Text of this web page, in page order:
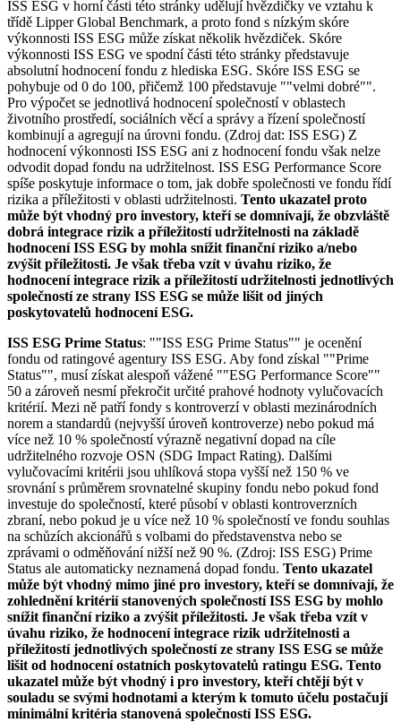
ISS ESG v horní části této stránky udělují hvězdičky ve vztahu k
třídě Lipper Global Benchmark, a proto fond s nízkým skóre
výkonnosti ISS ESG může získat několik hvězdiček. Skóre
výkonnosti ISS ESG ve spodní části této stránky představuje
absolutní hodnocení fondu z hlediska ESG. Skóre ISS ESG se
pohybuje od 0 do 100, přičemž 100 představuje ""velmi dobré"".
Pro výpočet se jednotlivá hodnocení společností v oblastech
životního prostředí, sociálních věcí a správy a řízení společností
kombinují a agregují na úrovni fondu. (Zdroj dat: ISS ESG) Z
hodnocení výkonnosti ISS ESG ani z hodnocení fondu však nelze
odvodit dopad fondu na udržitelnost. ISS ESG Performance Score
spíše poskytuje informace o tom, jak dobře společnosti ve fondu řídí
rizika a příležitosti v oblasti udržitelnosti. Tento ukazatel proto
může být vhodný pro investory, kteří se domnívají, že obzvláště
dobrá integrace rizik a příležitostí udržitelnosti na základě
hodnocení ISS ESG by mohla snížit finanční riziko a/nebo
zvýšit příležitosti. Je však třeba vzít v úvahu riziko, že
hodnocení integrace rizik a příležitostí udržitelnosti jednotlivých
společností ze strany ISS ESG se může lišit od jiných
poskytovatelů hodnocení ESG.
ISS ESG Prime Status: ""ISS ESG Prime Status"" je ocenění
fondu od ratingové agentury ISS ESG. Aby fond získal ""Prime
Status"", musí získat alespoň vážené ""ESG Performance Score""
50 a zároveň nesmí překročit určité prahové hodnoty vylučovacích
kritérií. Mezi ně patří fondy s kontroverzí v oblasti mezinárodních
norem a standardů (nejvyšší úroveň kontroverze) nebo pokud má
více než 10 % společností výrazně negativní dopad na cíle
udržitelného rozvoje OSN (SDG Impact Rating). Dalšími
vylučovacími kritérii jsou uhlíková stopa vyšší než 150 % ve
srovnání s průměrem srovnatelné skupiny fondu nebo pokud fond
investuje do společností, které působí v oblasti kontroverzních
zbraní, nebo pokud je u více než 10 % společností ve fondu souhlas
na schůzích akcionářů s volbami do představenstva nebo se
zprávami o odměňování nižší než 90 %. (Zdroj: ISS ESG) Prime
Status ale automaticky neznamená dopad fondu. Tento ukazatel
může být vhodný mimo jiné pro investory, kteří se domnívají, že
zohlednění kritérií stanovených společností ISS ESG by mohlo
snížit finanční riziko a zvýšit příležitosti. Je však třeba vzít v
úvahu riziko, že hodnocení integrace rizik udržitelnosti a
příležitostí jednotlivých společností ze strany ISS ESG se může
lišit od hodnocení ostatních poskytovatelů ratingu ESG. Tento
ukazatel může být vhodný i pro investory, kteří chtějí být v
souladu se svými hodnotami a kterým k tomuto účelu postačují
minimální kritéria stanovená společností ISS ESG.